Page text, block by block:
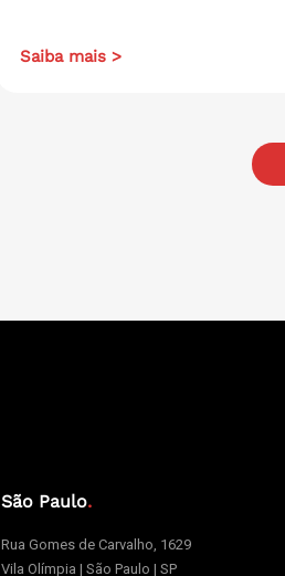
Saiba mais >
São Paulo.
Rua Gomes de Carvalho, 1629
Vila Olímpia | São Paulo | SP